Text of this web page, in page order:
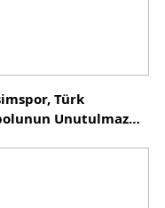
Türk
Unutulmaz